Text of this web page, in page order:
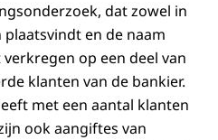
dat zowel in
en de naam
op een deel van
klanten van de bankier.
met een aantal klanten
ook aangiftes van